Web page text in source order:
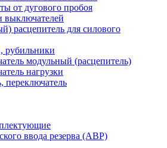
от дугового пробоя
выключателей
расцепитель для силового
рубильники
модульный (расцепитель)
нагрузки
переключатель
ввода резерва (АВР)